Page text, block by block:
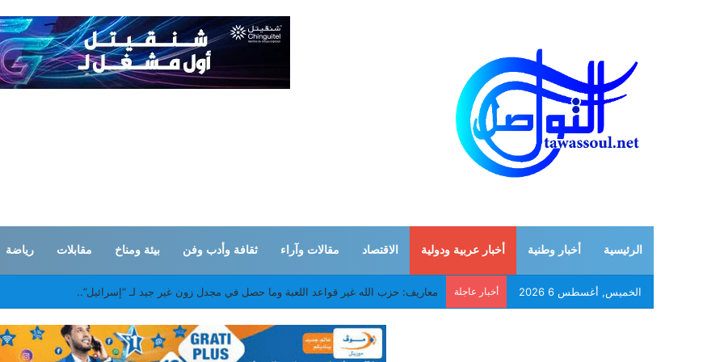
الرئيسية أخبار وطنية أخبار عربية ودولية الاقتصاد مقالات وآراء ثقافة وأدب وفن بيئة ومناخ مقابلات رياضة
الخميس, أغسطس 6 2026 أخبار عاجلة معاريف: حزب الله غير قواعد اللعبة وما حصل في مجدل زون غير جيد لـ “إسرائيل”..